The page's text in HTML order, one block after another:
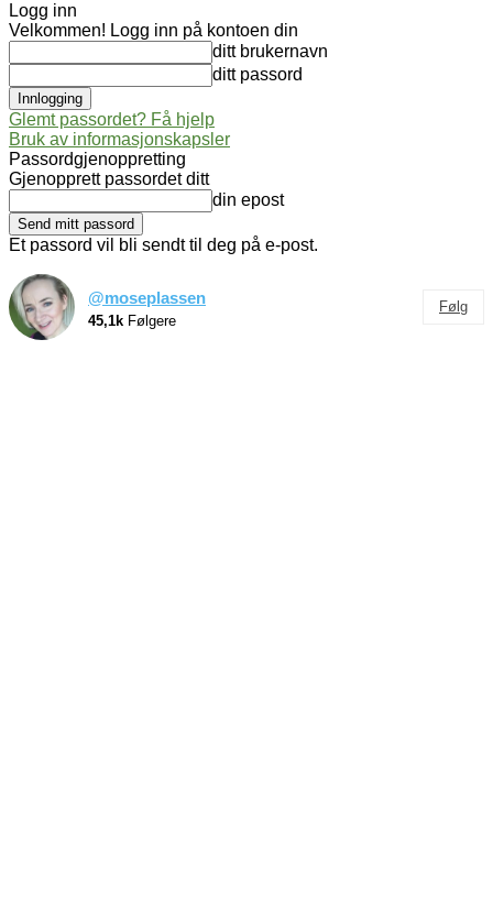
Logg inn
Velkommen! Logg inn på kontoen din
ditt brukernavn
ditt passord
Glemt passordet? Få hjelp
Bruk av informasjonskapsler
Passordgjenoppretting
Gjenopprett passordet ditt
din epost
Et passord vil bli sendt til deg på e-post.
@moseplassen
45,1k Følgere
Følg